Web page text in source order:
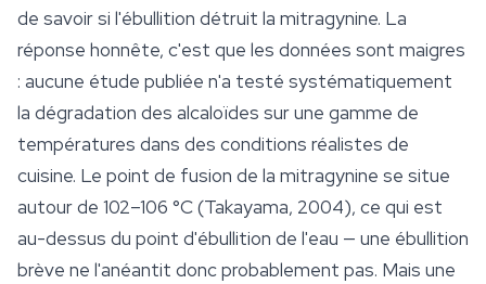
de savoir si l'ébullition détruit la mitragynine. La
réponse honnête, c'est que les données sont maigres
: aucune étude publiée n'a testé systématiquement
la dégradation des alcaloïdes sur une gamme de
températures dans des conditions réalistes de
cuisine. Le point de fusion de la mitragynine se situe
autour de 102–106 °C (Takayama, 2004), ce qui est
au-dessus du point d'ébullition de l'eau — une ébullition
brève ne l'anéantit donc probablement pas. Mais une